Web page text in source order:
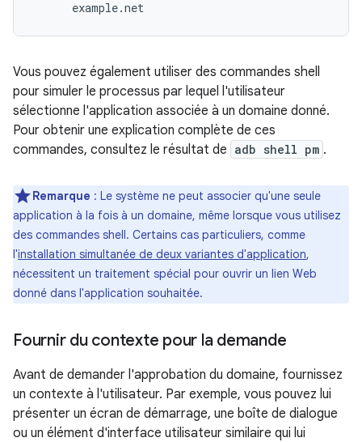
Vous pouvez également utiliser des commandes shell
pour simuler le processus par lequel l'utilisateur
sélectionne l'application associée à un domaine donné.
Pour obtenir une explication complète de ces
commandes, consultez le résultat de adb shell pm .
Remarque : Le système ne peut associer qu'une seule
application à la fois à un domaine, même lorsque vous utilisez
des commandes shell. Certains cas particuliers, comme
l'installation simultanée de deux variantes d'application,
nécessitent un traitement spécial pour ouvrir un lien Web
donné dans l'application souhaitée.
Fournir du contexte pour la demande
Avant de demander l'approbation du domaine, fournissez
un contexte à l'utilisateur. Par exemple, vous pouvez lui
présenter un écran de démarrage, une boîte de dialogue
ou un élément d'interface utilisateur similaire qui lui